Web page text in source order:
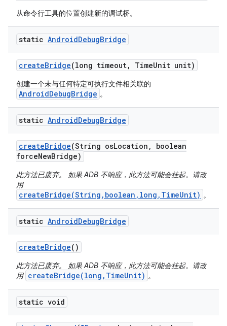
从命令行工具的位置创建新的调试桥。
static AndroidDebugBridge
createBridge(long timeout, TimeUnit unit)
创建一个未与任何特定可执行文件相关联的
AndroidDebugBridge 。
static AndroidDebugBridge
createBridge(String osLocation ,
boolean
forceNewBridge)
此方法已废弃。 如果 ADB 不响应，此方法可能会挂起。请改
用
createBridge(String,boolean,long,TimeUnit) 。
static AndroidDebugBridge
createBridge()
此方法已废弃。 如果 ADB 不响应，此方法可能会挂起。请改
用 createBridge(long,TimeUnit) 。
static void